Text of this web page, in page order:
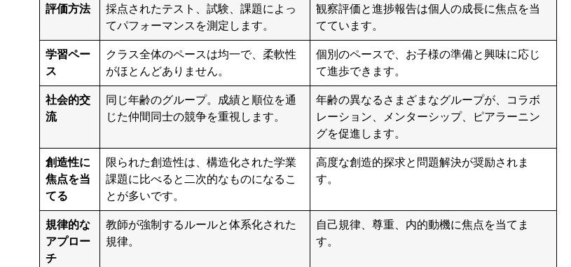
評価方法
採点されたテスト、試験、課題によっ
てパフォーマンスを測定します。
観察評価と進捗報告は個人の成長に焦点を当
てています。
学習ペー
ス
クラス全体のペースは均一で、柔軟性
がほとんどありません。
個別のペースで、お子様の準備と興味に応じ
て進歩できます。
社会的交
流
同じ年齢のグループ。成績と順位を通
じた仲間同士の競争を重視します。
年齢の異なるさまざまなグループが、コラボ
レーション、メンターシップ、ピアラーニン
グを促進します。
創造性に
焦点を当
てる
限られた創造性は、構造化された学業
課題に比べると二次的なものになるこ
とが多いです。
高度な創造的探求と問題解決が奨励されま
す。
規律的な
アプロー
チ
教師が強制するルールと体系化された
規律。
自己規律、尊重、内的動機に焦点を当てま
す。